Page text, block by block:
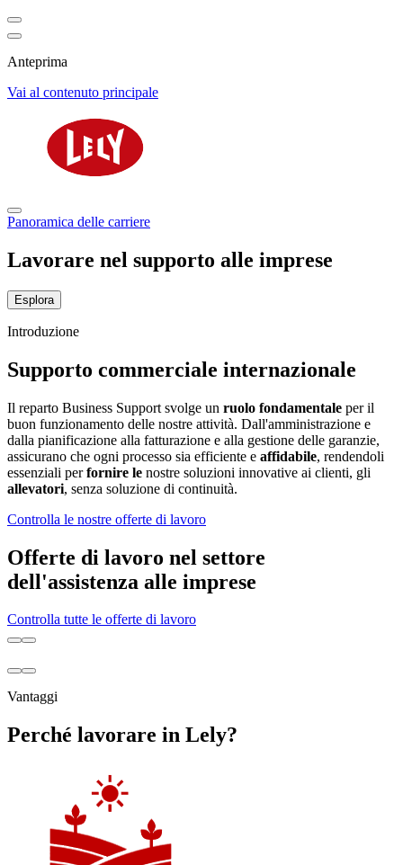
Anteprima
Vai al contenuto principale
Panoramica delle carriere
Lavorare nel supporto alle imprese
Esplora
Introduzione
Supporto commerciale internazionale
Il reparto Business Support svolge un ruolo fondamentale per il
buon funzionamento delle nostre attività. Dall'amministrazione e
dalla pianificazione alla fatturazione e alla gestione delle garanzie,
assicurano che ogni processo sia efficiente e affidabile, rendendoli
essenziali perfornire le nostre soluzioni innovative ai clienti, gli
allevatori, senza soluzione di continuità.
Controlla le nostre offerte di lavoro
Offerte di lavoro nel settore
dell'assistenza alle imprese
Controlla tutte le offerte di lavoro
Vantaggi
Perché lavorare in Lely?